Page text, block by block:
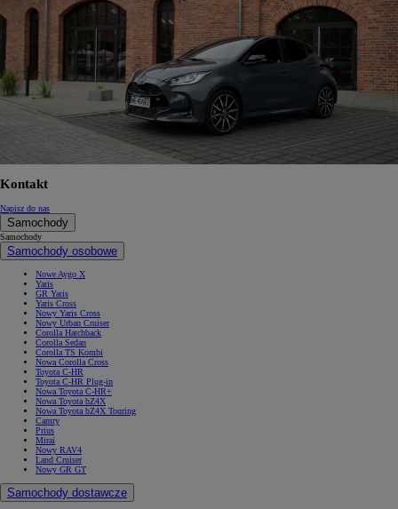
Kontakt
Napisz do nas
Samochody
Samochody
Samochody osobowe
Nowe Aygo X
Yaris
GR Yaris
Yaris Cross
Nowy Yaris Cross
Nowy Urban Cruiser
Corolla Hatchback
Corolla Sedan
Corolla TS Kombi
Nowa Corolla Cross
Toyota C-HR
Toyota C-HR Plug-in
Nowa Toyota C-HR+
Nowa Toyota bZ4X
Nowa Toyota bZ4X Touring
Camry
Prius
Mirai
Nowy RAV4
Land Cruiser
Nowy GR GT
Samochody dostawcze